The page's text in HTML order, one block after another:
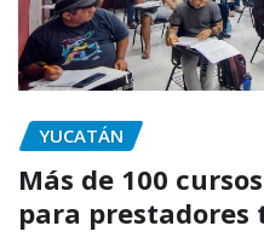
YUCATÁN
Más de 100
para prestadores